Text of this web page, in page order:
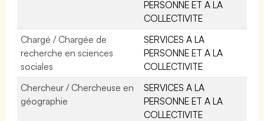
PERSONNE ET A LA
COLLECTIVITE
Chargé / Chargée de
recherche en sciences
sociales
SERVICES A LA
PERSONNE ET A LA
COLLECTIVITE
Chercheur / Chercheuse en
géographie
SERVICES A LA
PERSONNE ET A LA
COLLECTIVITE